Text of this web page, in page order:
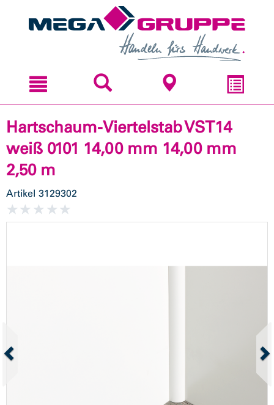
Hartschaum-Viertelstab VST14
weiß 0101 14,00 mm 14,00 mm
2,50 m
Artikel 3129302